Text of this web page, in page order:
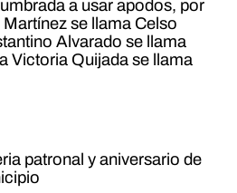
a usar apodos, por
se llama Celso
Alvarado se llama
Victoria Quijada se llama
patronal y aniversario de